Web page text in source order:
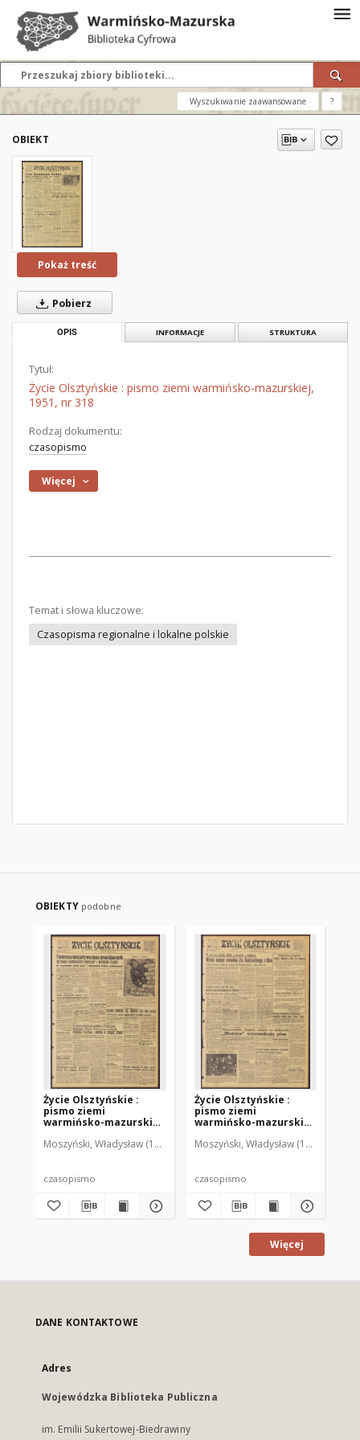
Wyszukiwanie zaawansowane ?
OBIEKT
Pokaż treść
Pobierz
OPIS INFORMACJE STRUKTURA
Tytuł:
Życie Olsztyńskie : pismo ziemi warmińsko-mazurskiej,
1951, nr 318
Rodzaj dokumentu:
czasopismo
Więcej
Temat i słowa kluczowe:
Czasopisma regionalne i lokalne polskie
OBIEKTY podobne
Życie Olsztyńskie :
pismo ziemi
warmińsko-mazurskiej,
Moszyński, Władysław (1922-2001). Red. Mroczkowski, Włodzimierz
czasopismo
Życie Olsztyńskie :
pismo ziemi
warmińsko-mazurskiej,
Moszyński, Władysław (1922-2001).
czasopismo
Więcej
DANE KONTAKTOWE
Adres
Wojewódzka Biblioteka Publiczna
im. Emilii Sukertowej-Biedrawiny